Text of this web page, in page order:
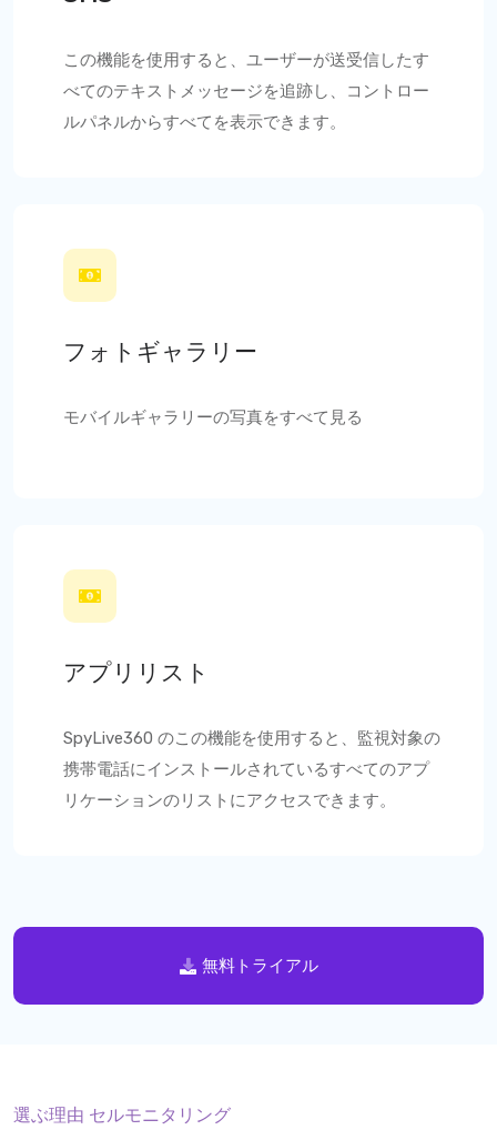
この機能を使用すると、ユーザーが送受信したす
べてのテキストメッセージを追跡し、コントロー
ルパネルからすべてを表示できます。
フォトギャラリー
モバイルギャラリーの写真をすべて見る
アプリリスト
SpyLive360 のこの機能を使用すると、監視対象の
携帯電話にインストールされているすべてのアプ
リケーションのリストにアクセスできます。
無料トライアル
選ぶ理由 セルモニタリング